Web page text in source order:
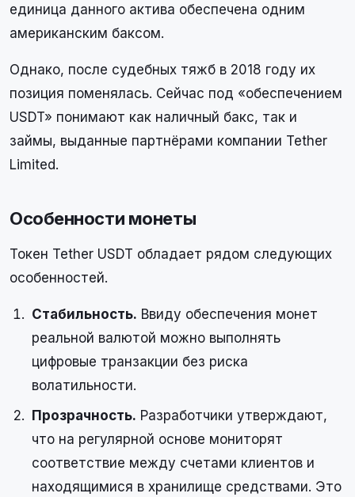
единица данного актива обеспечена одним
американским баксом.
Однако, после судебных тяжб в 2018 году их
позиция поменялась. Сейчас под «обеспечением
USDT» понимают как наличный бакс, так и
займы, выданные партнёрами компании Tether
Limited.
Особенности монеты
Токен Tether USDT обладает рядом следующих
особенностей.
Стабильность. Ввиду обеспечения монет
реальной валютой можно выполнять
цифровые транзакции без риска
волатильности.
Прозрачность. Разработчики утверждают,
что на регулярной основе мониторят
соответствие между счетами клиентов и
находящимися в хранилище средствами. Это